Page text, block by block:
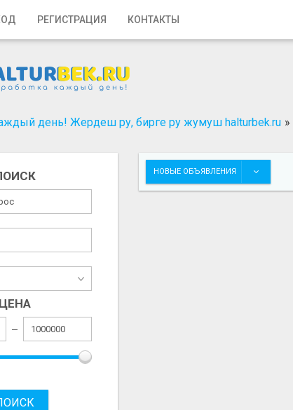
РЕГИСТРАЦИЯ КОНТАКТЫ
день! Жердеш ру, бирге ру жумуш halturbek.ru »
ЦЕНА
НОВЫЕ ОБЪЯВЛЕНИЯ